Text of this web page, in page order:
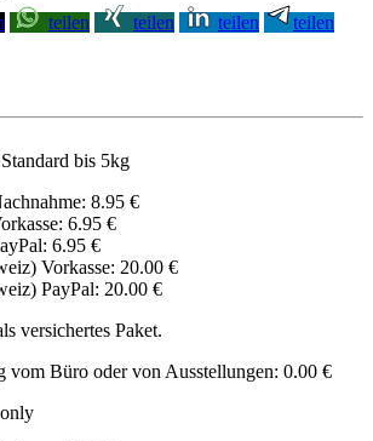
teilen teilen teilen
teilen
bis 5kg
8.95 €
6.95 €
6.95 €
Vorkasse: 20.00 €
PayPal: 20.00 €
versichertes Paket.
vom Büro oder von Ausstellungen: 0.00 €